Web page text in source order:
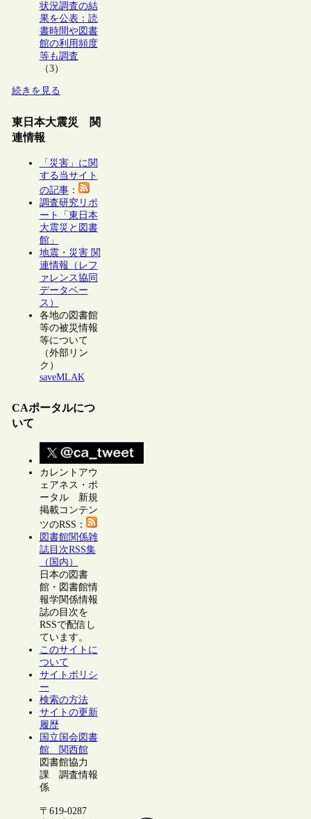
状況調査の結
果を公表：読
書時間や図書
館の利用頻度
等も調査
（3）
続きを見る
東日本大震災 関
連情報
「災害」に関
する当サイト
の記事：
調査研究リポ
ート「東日本
大震災と図書
館」
地震・災害 関
連情報（レフ
ァレンス協同
データベー
ス）
各地の図書館
等の被災情報
等について
（外部リン
ク）
saveMLAK
CAポータルにつ
いて
カレントアウ
ェアネス・ポ
ータル 新規
掲載コンテン
ツのRSS：
図書館関係雑
誌目次RSS集
（国内）
日本の図書
館・図書館情
報学関係情報
誌の目次を
RSSで配信し
ています。
このサイトに
ついて
サイトポリシ
ー
検索の方法
サイトの更新
履歴
国立国会図書
館 関西館
図書館協力
課 調査情報
係
〒619-0287